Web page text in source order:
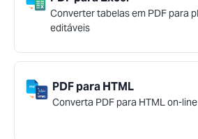
Converter tabelas em PDF para planilhas do Excel
editáveis
PDF para HTML
Converta PDF para HTML on-line